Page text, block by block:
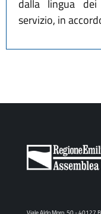
dalla lingua
servizio, in